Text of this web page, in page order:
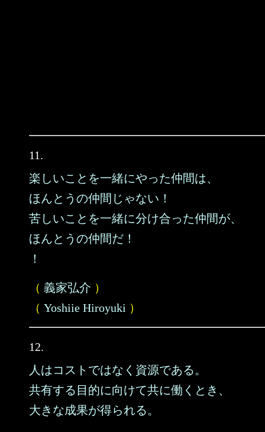
11.
楽しいことを一緒にやった仲間は、
ほんとうの仲間じゃない！
苦しいことを一緒に分け合った仲間が、
ほんとうの仲間だ！
！
（ 義家弘介 ）
（ Yoshiie Hiroyuki ）
12.
人はコストではなく資源である。
共有する目的に向けて共に働くとき、
大きな成果が得られる。